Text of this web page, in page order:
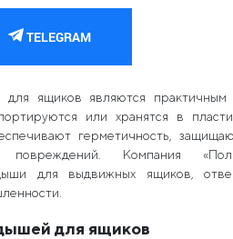
TELEGRAM
для ящиков являются
или хранятся в
герметичность,
Компания
для выдвижных ящиков,
для ящиков